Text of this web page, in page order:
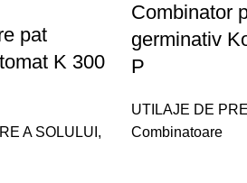
pat
K 300
A SOLULUI ,
Combinator
germinativ
P
UTILAJE DE
Combinatoare